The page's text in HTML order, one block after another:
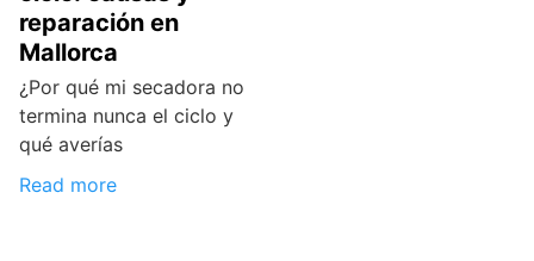
reparación en
Mallorca
¿Por qué mi secadora no
termina nunca el ciclo y
qué averías
Read more